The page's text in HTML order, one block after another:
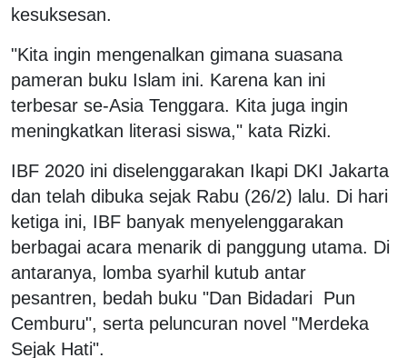
kesuksesan.
"Kita ingin mengenalkan gimana suasana
pameran buku Islam ini. Karena kan ini
terbesar se-Asia Tenggara. Kita juga ingin
meningkatkan literasi siswa," kata Rizki.
IBF 2020 ini diselenggarakan Ikapi DKI Jakarta
dan telah dibuka sejak Rabu (26/2) lalu. Di hari
ketiga ini, IBF banyak menyelenggarakan
berbagai acara menarik di panggung utama. Di
antaranya, lomba syarhil kutub antar
pesantren, bedah buku "Dan Bidadari Pun
Cemburu", serta peluncuran novel "Merdeka
Sejak Hati".